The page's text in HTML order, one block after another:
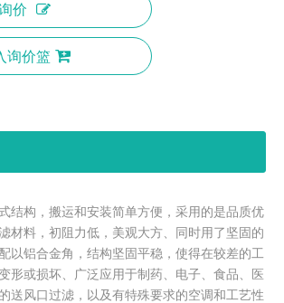
价
询价篮
结构，搬运和安装简单方便，采用的是品质优
材料，初阻力低，美观大方、同时用了坚固的
以铝合金角，结构坚固平稳，使得在较差的工
形或损坏、广泛应用于制药、电子、食品、医
送风口过滤，以及有特殊要求的空调和工艺性